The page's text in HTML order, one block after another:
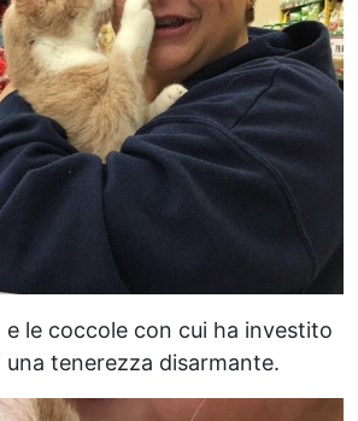
e le coccole con cui ha investito
tenerezza disarmante.